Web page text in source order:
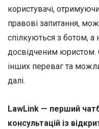
користувачі,
правові запитання,
спілкуються з
досвідченим юристом.
інших переваг та
далі.
LawLink — перший
консультацій із